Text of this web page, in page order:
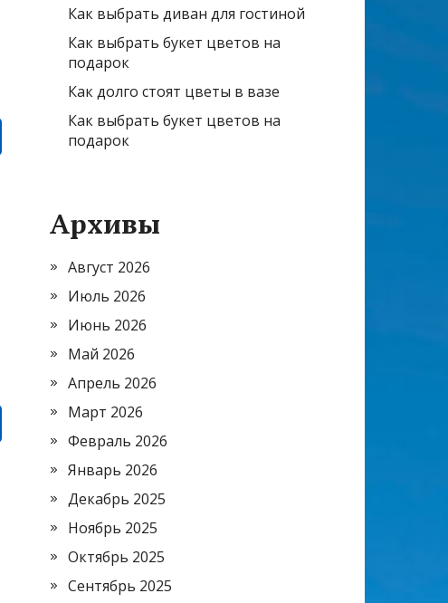
Как выбрать диван для гостиной
Как выбрать букет цветов на
подарок
Как долго стоят цветы в вазе
Как выбрать букет цветов на
подарок
Архивы
Август 2026
Июль 2026
Июнь 2026
Май 2026
Апрель 2026
Март 2026
Февраль 2026
Январь 2026
Декабрь 2025
Ноябрь 2025
Октябрь 2025
Сентябрь 2025